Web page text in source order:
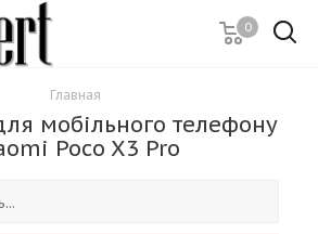
0
Главная
мобільного телефону
Poco X3 Pro